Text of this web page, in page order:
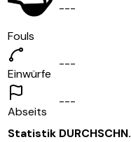
Fouls
---
Einwürfe
---
Abseits
---
Statistik DURCHSCHN.